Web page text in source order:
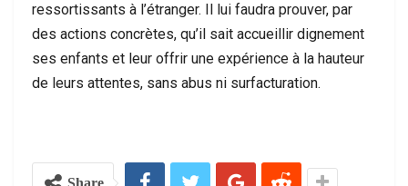
ressortissants à l’étranger. Il lui faudra prouver, par
des actions concrètes, qu’il sait accueillir dignement
ses enfants et leur offrir une expérience à la hauteur
de leurs attentes, sans abus ni surfacturation.
Share